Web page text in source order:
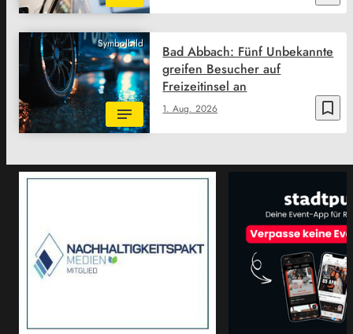
Symbolbild
bookmark_border
1. Aug. 2026
Bad Abbach: Fünf Unbekannte
greifen Besucher auf
Freizeitinsel an